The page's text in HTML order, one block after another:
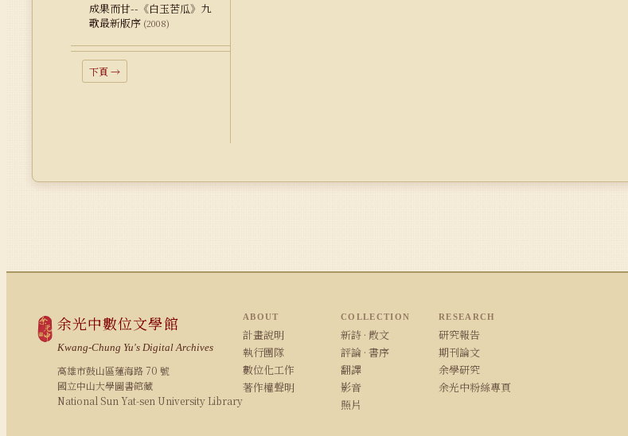
成果而甘--《白玉苦瓜》九
歌最新版序 (2008)
下頁 →
余光中數位文學館
Kwang-Chung Yu's Digital Archives
高雄市鼓山區蓮海路 70 號
國立中山大學圖書館藏
National Sun Yat-sen University Library
ABOUT
計畫說明
執行團隊
數位化工作
著作權聲明
COLLECTION
新詩 · 散文
評論 · 書序
翻譯
影音
照片
RESEARCH
研究報告
期刊論文
余學研究
余光中粉絲專頁